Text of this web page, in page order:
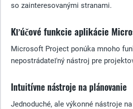
so zainteresovanými stranami.
Kľúčové funkcie aplikácie
Microsoft Project ponúka mnoho
nepostrádateľný nástroj pre
Intuitívne nástroje na plánovanie
Jednoduché, ale výkonné nástroje